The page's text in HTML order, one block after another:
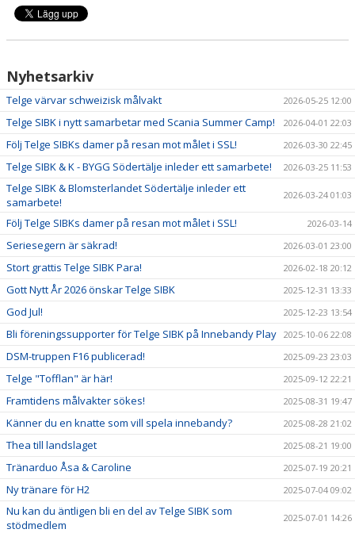
Nyhetsarkiv
Telge värvar schweizisk målvakt 2026-05-25 12:00
Telge SIBK i nytt samarbetar med Scania Summer Camp! 2026-04-01 22:03
Följ Telge SIBKs damer på resan mot målet i SSL! 2026-03-30 22:45
Telge SIBK & K - BYGG Södertälje inleder ett samarbete! 2026-03-25 11:53
Telge SIBK & Blomsterlandet Södertälje inleder ett
samarbete!
2026-03-24 01:03
Följ Telge SIBKs damer på resan mot målet i SSL! 2026-03-14
Seriesegern är säkrad! 2026-03-01 23:00
Stort grattis Telge SIBK Para! 2026-02-18 20:12
Gott Nytt År 2026 önskar Telge SIBK 2025-12-31 13:33
God Jul! 2025-12-23 13:54
Bli föreningssupporter för Telge SIBK på Innebandy Play 2025-10-06 22:08
DSM-truppen F16 publicerad! 2025-09-23 23:03
Telge "Tofflan" är här! 2025-09-12 22:21
Framtidens målvakter sökes! 2025-08-31 19:47
Känner du en knatte som vill spela innebandy? 2025-08-28 21:02
Thea till landslaget 2025-08-21 19:00
Tränarduo Åsa & Caroline 2025-07-19 20:21
Ny tränare för H2 2025-07-04 09:02
Nu kan du äntligen bli en del av Telge SIBK som
stödmedlem
2025-07-01 14:26